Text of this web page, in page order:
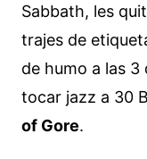
Sabbath, les
trajes de
de humo a las 3
tocar jazz a 30
of Gore.